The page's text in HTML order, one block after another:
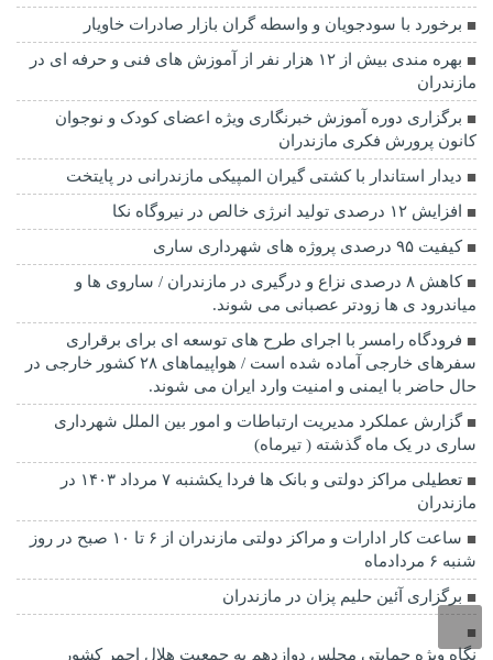
برخورد با سودجویان و واسطه گران بازار صادرات خاویار
بهره مندی بیش از ۱۲ هزار نفر از آموزش های فنی و حرفه ای در
مازندران
برگزاری دوره آموزش خبرنگاری ویژه اعضای کودک و نوجوان
کانون پرورش فکری مازندران
دیدار استاندار با کشتی گیران المپیکی مازندرانی در پایتخت
افزایش ۱۲ درصدی تولید انرژی خالص در نیروگاه نکا
کیفیت ۹۵ درصدی پروژه های شهرداری ساری
کاهش ۸ درصدی نزاع و درگیری در مازندران / ساروی ها و
میاندرود ی ها زودتر عصبانی می شوند.
فرودگاه رامسر با اجرای طرح های توسعه ای برای برقراری
سفرهای خارجی آماده شده است / هواپیماهای ۲۸ کشور خارجی در
حال حاضر با ایمنی و امنیت وارد ایران می شوند.
گزارش عملکرد مدیریت ارتباطات و امور بین الملل شهرداری
ساری در یک ماه گذشته ( تیرماه)
تعطیلی مراکز دولتی و بانک ها فردا یکشنبه ۷ مرداد ۱۴۰۳ در
مازندران
ساعت کار ادارات و مراکز دولتی مازندران از ۶ تا ۱۰ صبح در روز
شنبه ۶ مردادماه
برگزاری آئین حلیم پزان در مازندران
نگاه ویژه حمایتی مجلس دوازدهم به جمعیت هلال احمر کشور